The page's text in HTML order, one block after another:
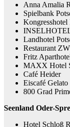
Anna Amalia
Spielbank
Kongresshotel
Landhotel
Restaurant
Fritz
MAXX Hotel
Café Heider
Eiscafé Gelato
800 Grad
Seenland Oder-
Hotel Schloß